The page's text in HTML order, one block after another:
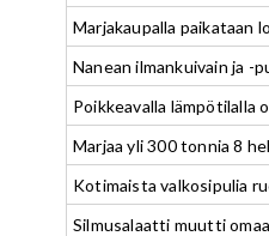
Marjakaupalla paikataan
Nanean ilmankuivain ja -
Poikkeavalla lämpötilalla
Marjaa yli 300 tonnia 8
Kotimaista valkosipulia
Silmusalaatti muutti